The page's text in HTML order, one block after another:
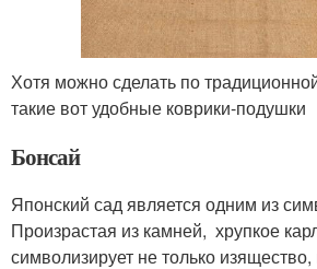
Хотя можно сделать по
такие вот удобные коврики-подушки
Бонсай
Японский сад является одним из
Произрастая из камней, хрупкое
символизирует не только